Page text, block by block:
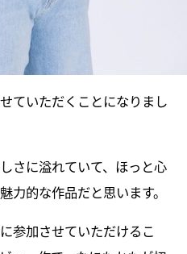
ていただくことになりまし
さに溢れていて、ほっと心
力的な作品だと思います。
参加させていただけるこ